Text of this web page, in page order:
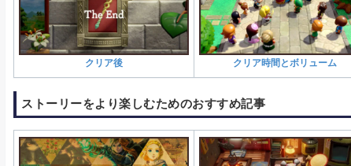
クリア後 クリア時間とボリューム
ストーリーをより楽しむためのおすすめ記事